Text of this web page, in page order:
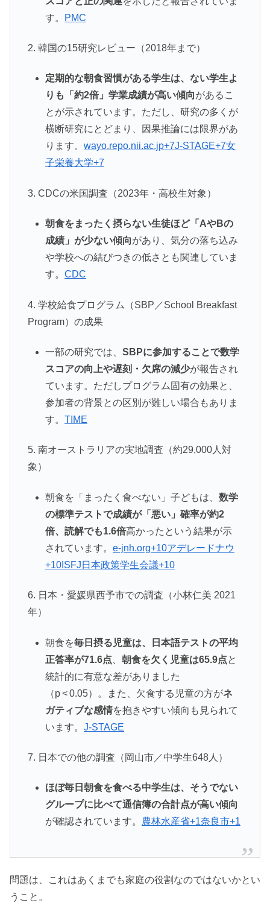
す。
PMC
2. 韓国の15研究レビュー（2018年まで）
定期的な朝食習慣がある学生は、ない学生よ
りも「約2倍」学業成績が高い傾向があるこ
とが示されています。ただし、研究の多くが
横断研究にとどまり、因果推論には限界があ
ります。 wayo.repo.nii.ac.jp+7J-STAGE+7女
子栄養大学+7
3. CDCの米国調査（2023年・高校生対象）
朝食をまったく摂らない生徒ほど「AやBの
成績」が少ない傾向があり、気分の落ち込み
や学校への結びつきの低さとも関連していま
す。 CDC
4. 学校給食プログラム（SBP／School Breakfast
Program）の成果
一部の研究では、 SBPに参加することで数学
スコアの向上や遅刻・欠席の減少が報告され
ています。ただしプログラム固有の効果と、
参加者の背景との区別が難しい場合もありま
す。 TIME
5. 南オーストラリアの実地調査（約29,000人対
象）
朝食を「まったく食べない」子どもは、 数学
の標準テストで成績が「悪い」確率が約2
倍、読解でも1.6倍高かったという結果が示
されています。 e-jnh.org+10アデレードナウ
+10ISFJ日本政策学生会議+10
6. 日本・愛媛県西予市での調査（小林仁美 2021
年）
朝食を毎日摂る児童は、日本語テストの平均
正答率が71.6点
朝食を欠く児童は65.9点と
統計的に有意な差がありました
（p < 0.05）。また、欠食する児童の方がネ
ガティブな感情を抱きやすい傾向も見られて
います。 J-STAGE
7. 日本での他の調査（岡山市／中学生648人）
ほぼ毎日朝食を食べる中学生は、そうでない
グループに比べて通信簿の合計点が高い傾向
が確認されています。 農林水産省+1奈良市+1
問題は、これはあくまでも家庭の役割なのではないかとい
うこと。